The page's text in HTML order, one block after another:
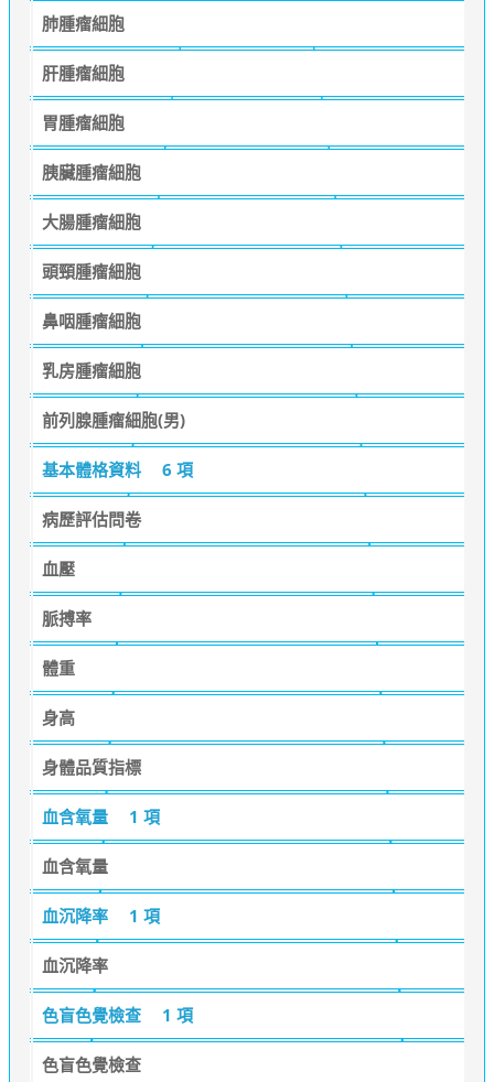
肺腫瘤細胞
肝腫瘤細胞
胃腫瘤細胞
胰臟腫瘤細胞
大腸腫瘤細胞
頭頸腫瘤細胞
鼻咽腫瘤細胞
乳房腫瘤細胞
前列腺腫瘤細胞(男)
基本體格資料 6 項
病歷評估問卷
血壓
脈搏率
體重
身高
身體品質指標
血含氧量 1 項
血含氧量
血沉降率 1 項
血沉降率
色盲色覺檢查 1 項
色盲色覺檢查